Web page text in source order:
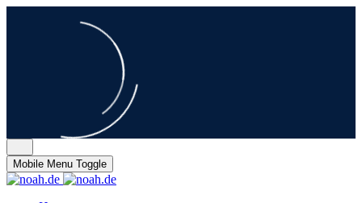
Mobile Menu Toggle